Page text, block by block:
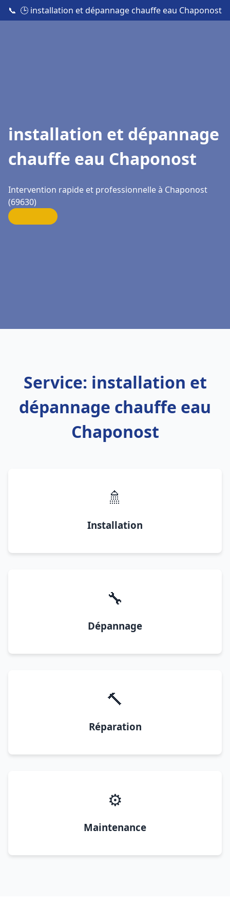
📞 🕒 installation et dépannage chauffe eau Chaponost
installation et dépannage
chauffe eau Chaponost
Intervention rapide et professionnelle à Chaponost
(69630)
Service: installation et
dépannage chauffe eau
Chaponost
🚿
Installation
🔧
Dépannage
🔨
Réparation
⚙️
Maintenance